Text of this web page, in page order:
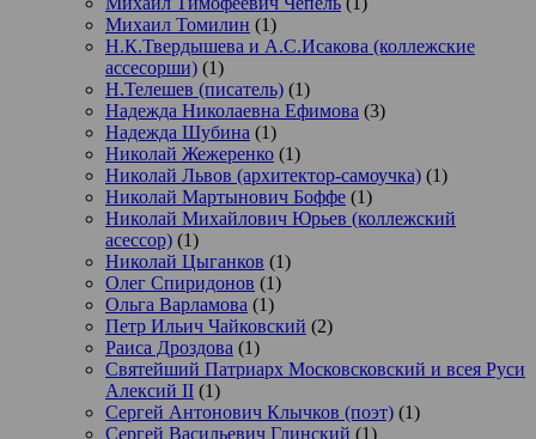
Михаил Томилин (1)
Н.К.Твердышева и А.С.Исакова (коллежские
ассесорши) (1)
Н.Телешев (писатель) (1)
Надежда Николаевна Ефимова (3)
Надежда Шубина (1)
Николай Жежеренко (1)
Николай Львов (архитектор-самоучка) (1)
Николай Мартынович Боффе (1)
Николай Михайлович Юрьев (коллежский
асессор) (1)
Николай Цыганков (1)
Олег Спиридонов (1)
Ольга Варламова (1)
Петр Ильич Чайковский (2)
Раиса Дроздова (1)
Святейший Патриарх Московсковский и всея Руси
Алексий II (1)
Сергей Антонович Клычков (поэт) (1)
Сергей Васильевич Глинский (1)